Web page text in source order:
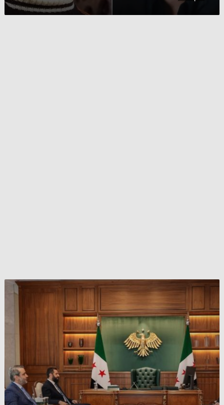
يستقبلان
و
أحمد
في
دمشق